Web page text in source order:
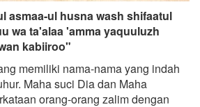
asmaa-ul husna wash shifaatul
wa ta'alaa 'amma yaquuluzh
kabiiroo"
memiliki nama-nama yang indah
Maha suci Dia dan Maha
orang-orang zalim dengan